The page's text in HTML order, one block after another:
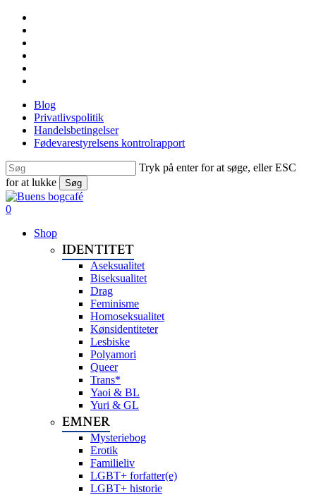
Skip
main
content
Blog
Privatlivspolitik
Handelsbetingelser
Fødevarestyrelsens kontrolrapport
Tryk på enter for at søge, eller ESC
for at lukke
Søg
Close
Search
search
0
Shop
IDENTITET
Aseksualitet
Biseksualitet
Drag
Feminisme
Homoseksualitet
Kønsidentiteter
Lesbiske
Polyamori
Queer
Trans*
Yaoi & BL
Yuri & GL
EMNER
Mysteriebog
Erotik
Familieliv
LGBT+ forfatter(e)
LGBT+ historie